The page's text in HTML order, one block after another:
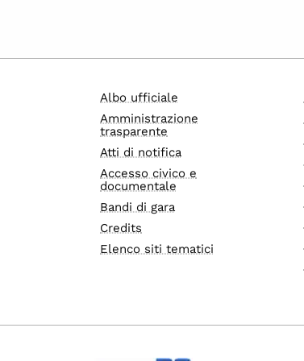
Albo ufficiale
Amministrazione
trasparente
Atti di notifica
Accesso civico e
documentale
Bandi di gara
Credits
Elenco siti tematici